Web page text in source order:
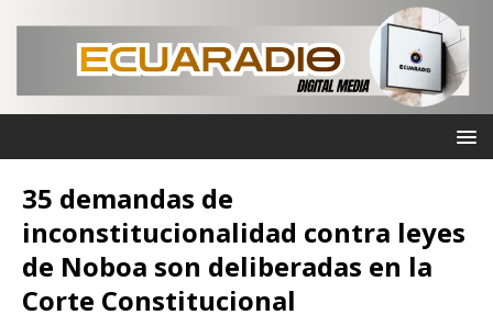
35 demandas de
inconstitucionalidad contra leyes
de Noboa son deliberadas en la
Corte Constitucional